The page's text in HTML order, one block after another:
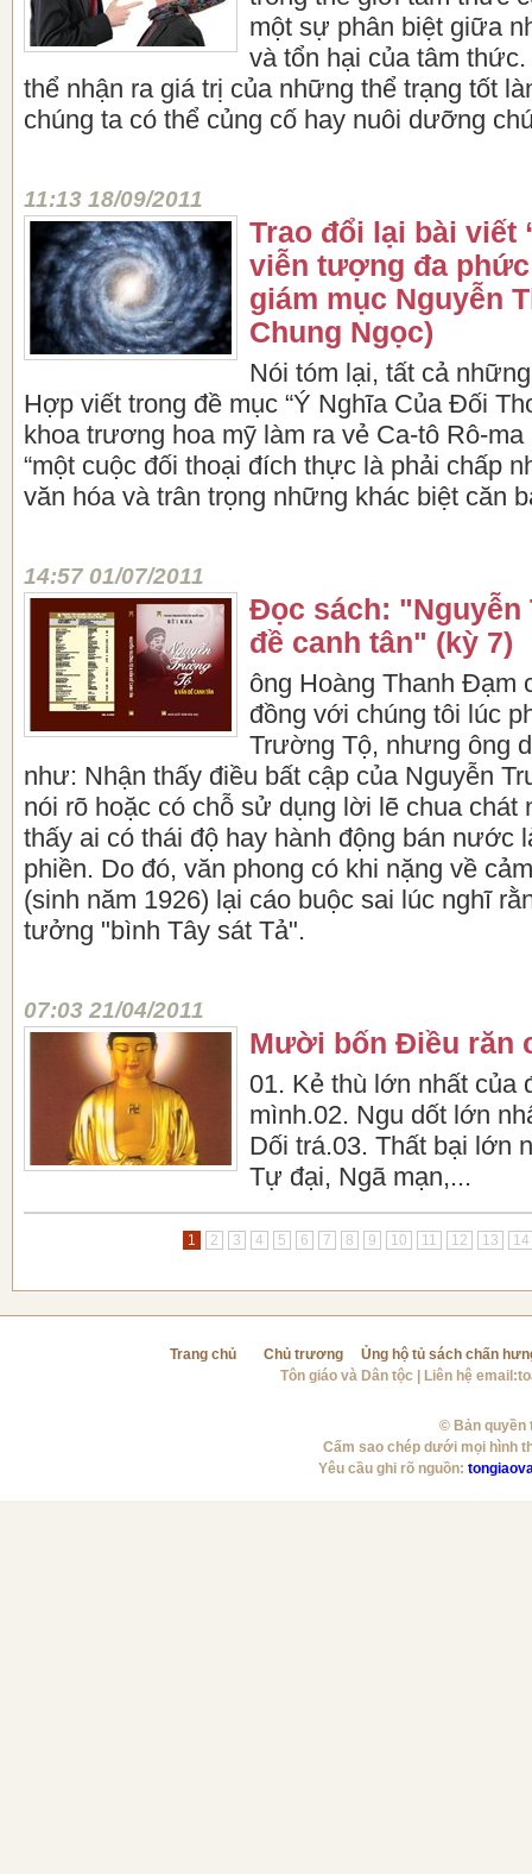
một sự phân biệt giữa
và tổn hại của tâm
thể nhận ra giá trị của những thể trạng tốt
chúng ta có thể củng cố hay nuôi dưỡng
11:13 18/09/2011
Trao đổi lại bài viết
viễn tượng đa
giám mục Nguyễn
Chung Ngọc)
Nói tóm lại, tất cả
Hợp viết trong đề mục “Ý Nghĩa Của Đối
khoa trương hoa mỹ làm ra vẻ Ca-tô Rô-
“một cuộc đối thoại đích thực là phải chấp
văn hóa và trân trọng những khác biệt căn
14:57 01/07/2011
Đọc sách: "Nguyễn
đề canh tân" (kỳ 7)
ông Hoàng Thanh Đạm
đồng với chúng tôi lúc
Trường Tộ, nhưng ông
như: Nhận thấy điều bất cập của Nguyễn
nói rõ hoặc có chỗ sử dụng lời lẽ chua chát
thấy ai có thái độ hay hành động bán nước
phiền. Do đó, văn phong có khi nặng về
(sinh năm 1926) lại cáo buộc sai lúc nghĩ
tưởng "bình Tây sát Tả".
07:03 21/04/2011
Mười bốn Điều răn
01. Kẻ thù lớn nhất của
mình.02. Ngu dốt lớn
Dối trá.03. Thất bại lớn
Tự đại, Ngã mạn,...
1 2 3 4 5 6 7 8 9 10 11 12 13 14
Trang chủ Chủ trương
Ủng hộ tủ sách chấn
Tôn giáo và Dân tộc | Liên hệ email:
© Bản quyền
Cấm sao chép dưới mọi hình
Yêu cầu ghi rõ nguồn: